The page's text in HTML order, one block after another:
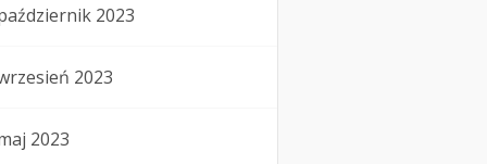
2023
2023
2023